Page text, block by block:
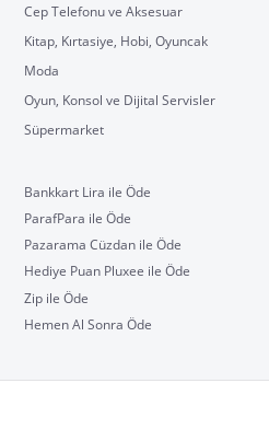
Cep Telefonu ve Aksesuar
Kitap, Kırtasiye, Hobi, Oyuncak
Moda
Oyun, Konsol ve Dijital Servisler
Süpermarket
Bankkart Lira ile Öde
ParafPara ile Öde
Pazarama Cüzdan ile Öde
Hediye Puan Pluxee ile Öde
Zip ile Öde
Hemen Al Sonra Öde